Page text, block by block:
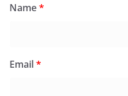
Name*
Email*